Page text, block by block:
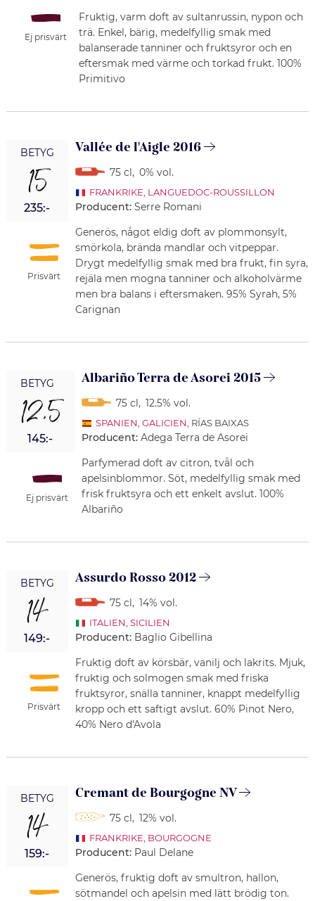
Ej prisvärt
Fruktig, varm doft av sultanrussin, nypon och
trä. Enkel, bärig, medelfyllig smak med
balanserade tanniner och fruktsyror och en
eftersmak med värme och torkad frukt. 100%
Primitivo
BETYG
15
235:-
Prisvärt
Vallée de l'Aigle 2016
75 cl, 0% vol.
FRANKRIKE LANGUEDOC-ROUSSILLON
Producent: Serre Romani
Generös, något eldig doft av plommonsylt,
smörkola, brända mandlar och vitpeppar.
Drygt medelfyllig smak med bra frukt, fin syra,
rejäla men mogna tanniner och alkoholvärme
men bra balans i eftersmaken. 95% Syrah, 5%
Carignan
BETYG
12,5
145:-
Ej prisvärt
Albariño Terra de Asorei 2015
75 cl, 12.5% vol.
SPANIEN GALICIEN , RÍAS BAIXAS
Producent: Adega Terra de Asorei
Parfymerad doft av citron, tvål och
apelsinblommor. Söt, medelfyllig smak med
frisk fruktsyra och ett enkelt avslut. 100%
Albariño
BETYG
14
149:-
Prisvärt
Assurdo Rosso 2012
75 cl, 14% vol.
ITALIEN SICILIEN
Producent: Baglio Gibellina
Fruktig doft av körsbär, vanilj och lakrits. Mjuk,
fruktig och solmogen smak med friska
fruktsyror, snälla tanniner, knappt medelfyllig
kropp och ett saftigt avslut. 60% Pinot Nero,
40% Nero d'Avola
BETYG
14
159:-
Cremant de Bourgogne NV
75 cl, 12% vol.
FRANKRIKE BOURGOGNE
Producent: Paul Delane
Generös, fruktig doft av smultron, hallon,
sötmandel och apelsin med lätt brödig ton.